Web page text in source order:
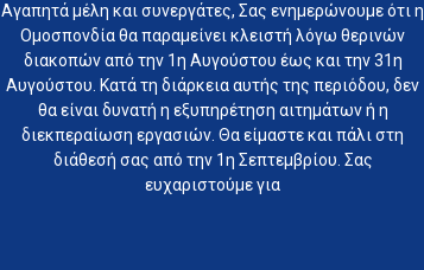
Αγαπητά μέλη και συνεργάτες, Σας ενημερώνουμε ότι η
Ομοσπονδία θα παραμείνει κλειστή λόγω θερινών
διακοπών από την 1η Αυγούστου έως και την 31η
Αυγούστου. Κατά τη διάρκεια αυτής της περιόδου, δεν
θα είναι δυνατή η εξυπηρέτηση αιτημάτων ή η
διεκπεραίωση εργασιών. Θα είμαστε και πάλι στη
διάθεσή σας από την 1η Σεπτεμβρίου. Σας
ευχαριστούμε για